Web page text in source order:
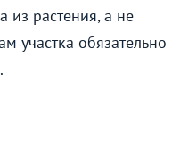
из растения, а не
участка обязательно